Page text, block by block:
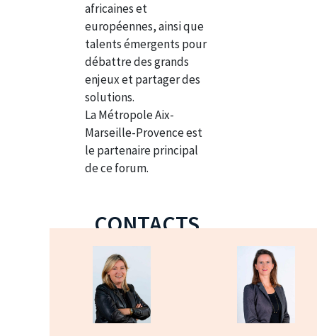
africaines et
européennes, ainsi que
talents émergents pour
débattre des grands
enjeux et partager des
solutions.
La Métropole Aix-
Marseille-Provence est
le partenaire principal
de ce forum.
CONTACTS